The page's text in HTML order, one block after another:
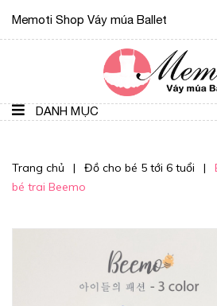
Memoti Shop Váy múa Ballet
DANH MỤC
Trang chủ | Đồ cho bé 5 tới 6 tuổi |
bé trai Beemo